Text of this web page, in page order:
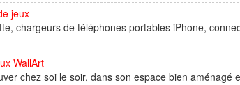
jeux
chargeurs de téléphones portables iPhone,
WallArt
chez soi le soir, dans son espace bien aménagé